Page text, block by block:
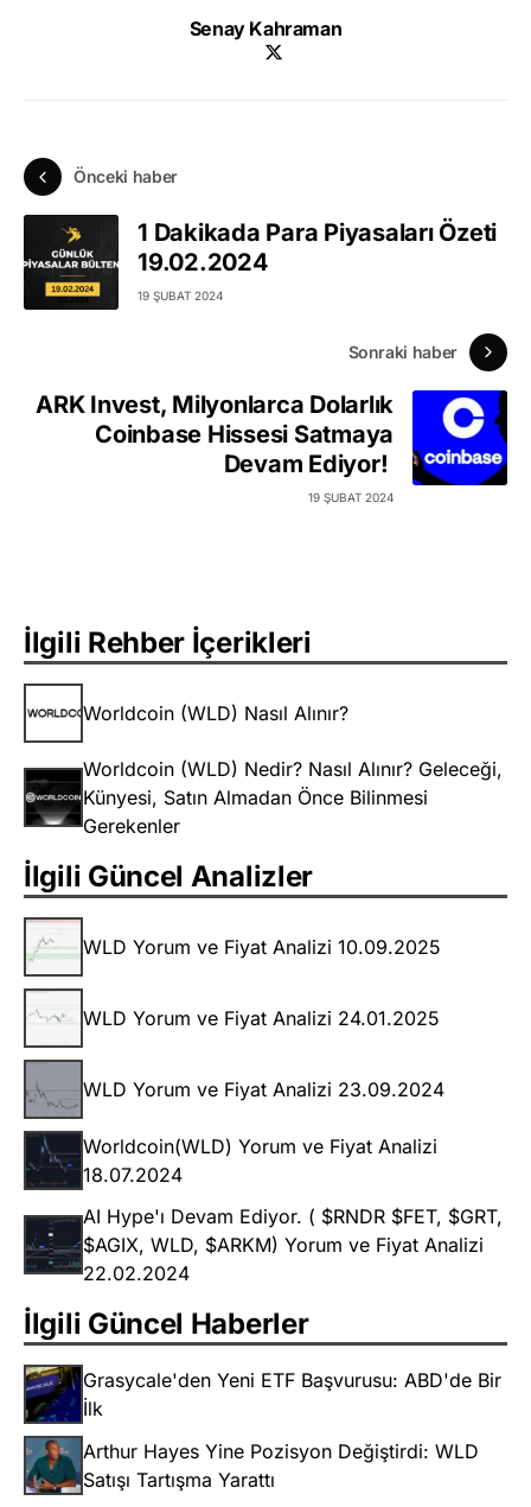
Senay Kahraman
Önceki haber
1 Dakikada Para Piyasaları Özeti
19.02.2024
19 ŞUBAT 2024
Sonraki haber
ARK Invest, Milyonlarca Dolarlık
Coinbase Hissesi Satmaya
Devam Ediyor!
19 ŞUBAT 2024
İlgili Rehber İçerikleri
Worldcoin (WLD) Nasıl Alınır?
Worldcoin (WLD) Nedir? Nasıl Alınır? Geleceği,
Künyesi, Satın Almadan Önce Bilinmesi
Gerekenler
İlgili Güncel Analizler
WLD Yorum ve Fiyat Analizi 10.09.2025
WLD Yorum ve Fiyat Analizi 24.01.2025
WLD Yorum ve Fiyat Analizi 23.09.2024
Worldcoin(WLD) Yorum ve Fiyat Analizi
18.07.2024
AI Hype'ı Devam Ediyor. ( $RNDR $FET, $GRT,
$AGIX, WLD, $ARKM) Yorum ve Fiyat Analizi
22.02.2024
İlgili Güncel Haberler
Grasycale'den Yeni ETF Başvurusu: ABD'de Bir
İlk
Arthur Hayes Yine Pozisyon Değiştirdi: WLD
Satışı Tartışma Yarattı